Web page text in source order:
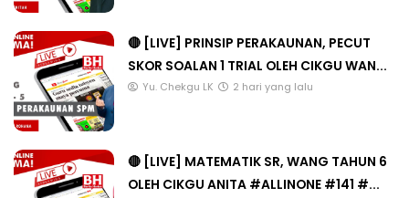
🔴 [LIVE] PRINSIP PERAKAUNAN, PECUT
SKOR SOALAN 1 TRIAL OLEH CIKGU WAN...
Yu. Chekgu LK 2 hari yang lalu
🔴 [LIVE] MATEMATIK SR, WANG TAHUN 6
OLEH CIKGU ANITA #ALLINONE #141 #...